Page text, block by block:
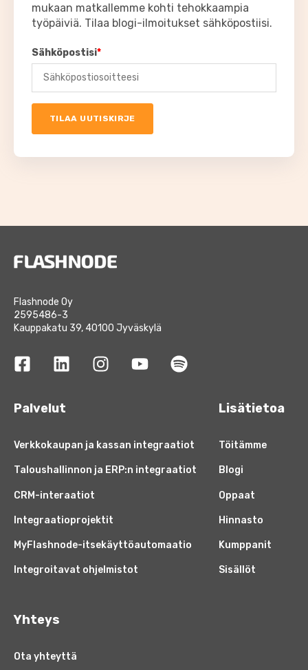
mukaan matkallemme kohti tehokkaampia
työpäiviä. Tilaa blogi-ilmoitukset sähköpostiisi.
Sähköpostisi*
Flashnode Oy
2595486-3
Kauppakatu 39, 40100 Jyväskylä
Palvelut
Verkkokaupan ja kassan integraatiot
Taloushallinnon ja ERP:n integraatiot
CRM-interaatiot
Integraatioprojektit
MyFlashnode-itsekäyttöautomaatio
Integroitavat ohjelmistot
Lisätietoa
Töitämme
Blogi
Oppaat
Hinnasto
Kumppanit
Sisällöt
Yhteys
Ota yhteyttä